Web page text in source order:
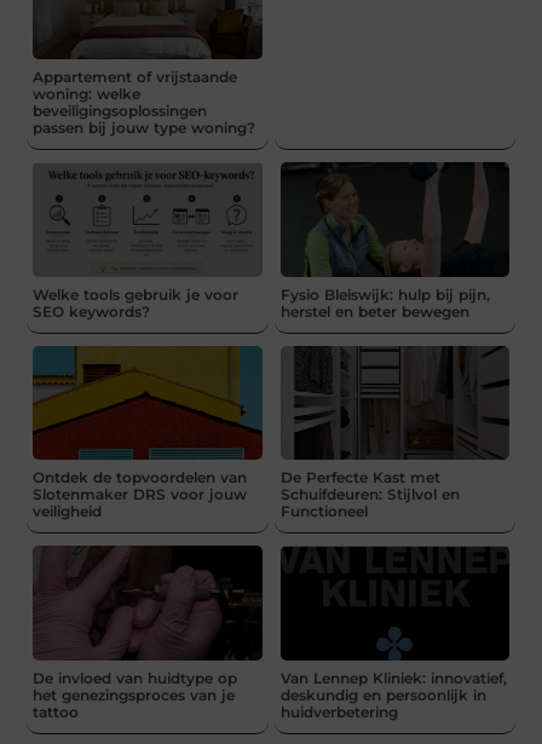
Appartement of vrijstaande
woning: welke
beveiligingsoplossingen
passen bij jouw type woning?
Welke tools gebruik je voor
SEO keywords?
Fysio Bleiswijk: hulp bij pijn,
herstel en beter bewegen
Ontdek de topvoordelen van
Slotenmaker DRS voor jouw
veiligheid
De Perfecte Kast met
Schuifdeuren: Stijlvol en
Functioneel
De invloed van huidtype op
het genezingsproces van je
tattoo
Van Lennep Kliniek: innovatief,
deskundig en persoonlijk in
huidverbetering